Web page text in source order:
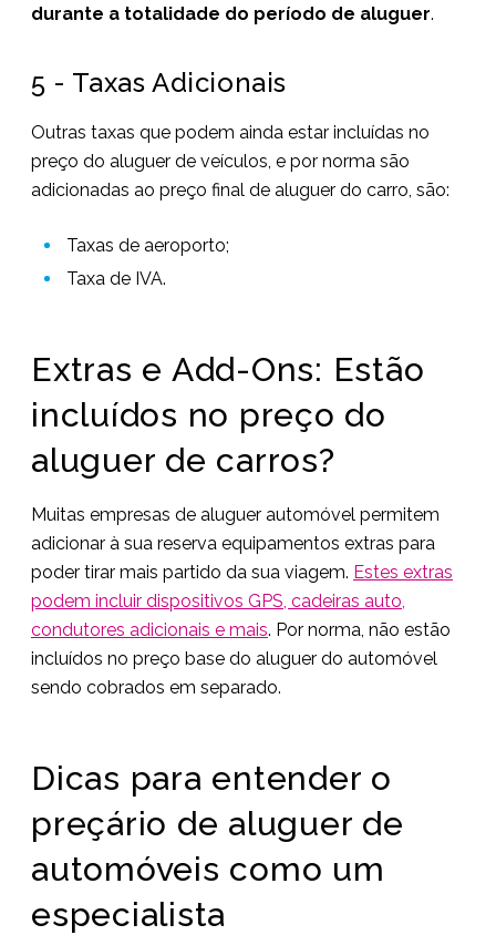
durante a totalidade do período de aluguer.
5 - Taxas Adicionais
Outras taxas que podem ainda estar incluídas no
preço do aluguer de veículos, e por norma são
adicionadas ao preço final de aluguer do carro, são:
Taxas de aeroporto;
Taxa de IVA.
Extras e Add-Ons: Estão
incluídos no preço do
aluguer de carros?
Muitas empresas de aluguer automóvel permitem
adicionar à sua reserva equipamentos extras para
poder tirar mais partido da sua viagem. Estes extras
podem incluir dispositivos GPS, cadeiras auto,
condutores adicionais e mais. Por norma, não estão
incluídos no preço base do aluguer do automóvel
sendo cobrados em separado.
Dicas para entender o
preçário de aluguer de
automóveis como um
especialista